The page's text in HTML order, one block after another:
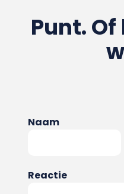
Punt.
Naam
Reactie